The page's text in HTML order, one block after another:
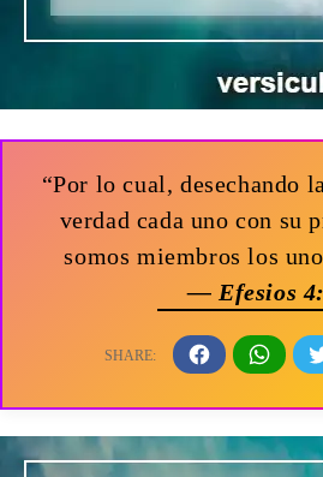
“Por lo cual, desechando
verdad cada uno con su
somos miembros los
— Efesios